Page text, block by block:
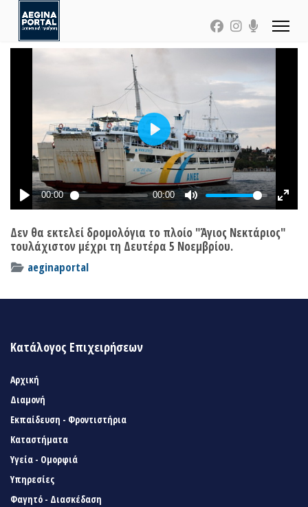
Δεν θα εκτελεί δρομολόγια το πλοίο "Άγιος Νεκτάριος"
τουλάχιστον μέχρι τη Δευτέρα 5 Νοεμβρίου.
aeginaportal
Κατάλογος Επιχειρήσεων
Αρχική
Διαμονή
Εκπαίδευση - Φροντιστήρια
Καταστήματα
Υγεία - Ομορφιά
Υπηρεσίες
Φαγητό - Διασκέδαση